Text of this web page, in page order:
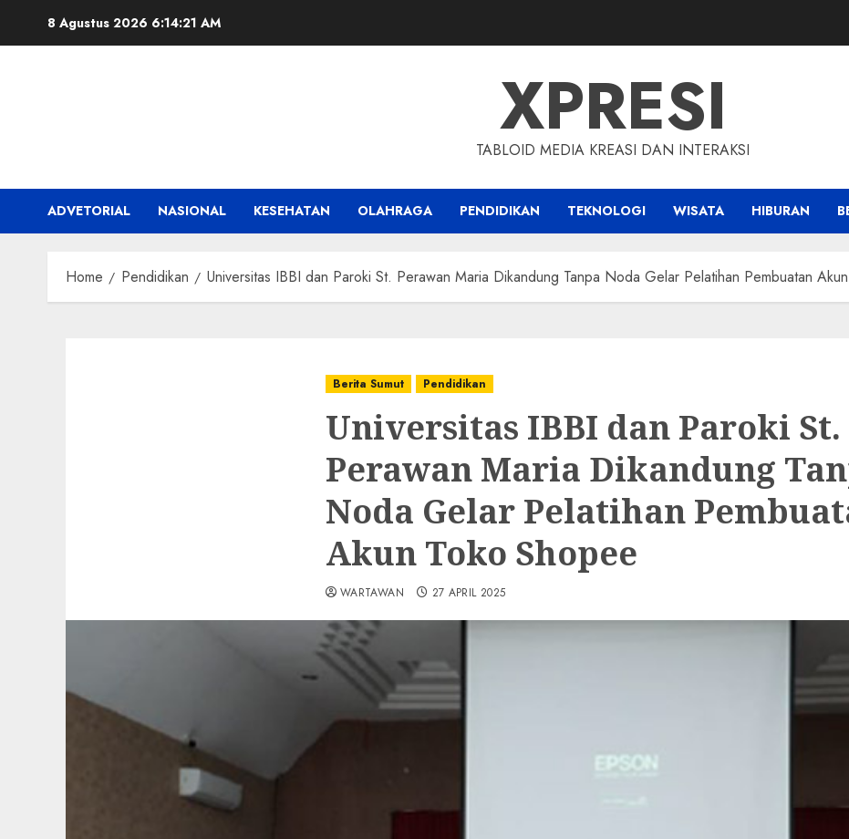
8 Agustus 2026 6:14:22 AM
XPRESI
TABLOID MEDIA KREASI DAN INTERAKSI
ADVETORIAL NASIONAL KESEHATAN OLAHRAGA PENDIDIKAN TEKNOLOGI WISATA HIBURAN
Home Pendidikan Universitas IBBI dan Paroki St. Perawan Maria Dikandung Tanpa Noda Gelar Pelatihan Pembuatan
Berita Sumut Pendidikan
Universitas IBBI dan Paroki St.
Perawan Maria Dikandung
Noda Gelar Pelatihan
Akun Toko Shopee
WARTAWAN 27 APRIL 2025